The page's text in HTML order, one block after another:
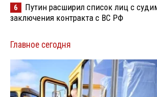
6
Путин расширил список лиц с
заключения контракта с ВС РФ
Главное сегодня